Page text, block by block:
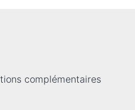
complémentaires